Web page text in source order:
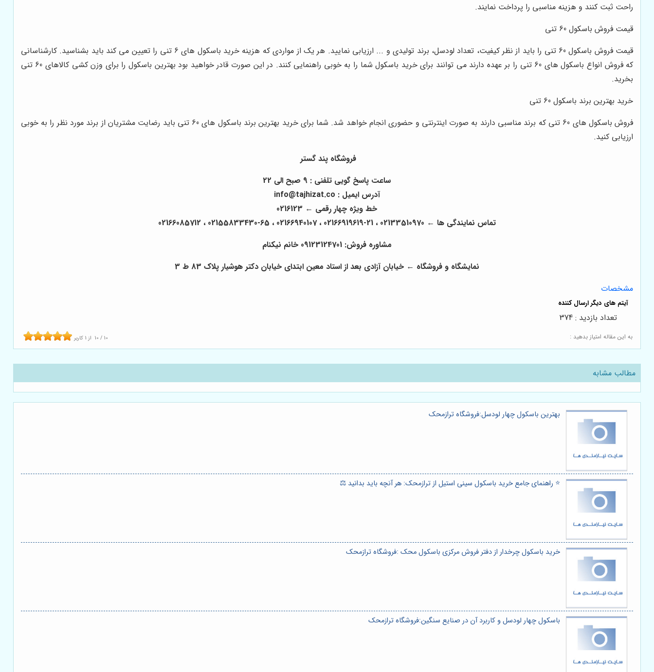
راحت ثبت کنند و هزینه مناسبی را پرداخت نمایند.
قیمت فروش باسکول 60 تنی
قیمت فروش باسکول 60 تنی را باید از نظر کیفیت، تعداد لودسل، برند تولیدی و ... ارزیابی نمایید. هر یک از مواردی که هزینه خرید باسکول های 6 تنی را تعیین می کند باید بشناسید. کارشناسانی
که فروش انواع باسکول های 60 تنی را بر عهده دارند می توانند برای خرید باسکول شما را به خوبی راهنمایی کنند. در این صورت قادر خواهید بود بهترین باسکول را برای وزن کشی کالاهای 60 تنی
بخرید.
خرید بهترین برند باسکول 60 تنی
فروش باسکول های 60 تنی که برند مناسبی دارند به صورت اینترنتی و حضوری انجام خواهد شد. شما برای خرید بهترین برند باسکول های 60 تنی باید رضایت مشتریان از برند مورد نظر را به خوبی
ارزیابی کنید.
فروشگاه پند گستر
ساعت پاسخ گویی تلفنی : 9 صبح الی 22
آدرس ایمیل : info@tajhizat.co
خط ویژه چهار رقمی ← 0216123
تماس نمایندگی ها ← 02133510970 ، 21-02166919619 ، 02166940107 ، 65-02155833430 ، 02166085712
مشاوره فروش: 09123124701 خانم نیکنام
نمایشگاه و فروشگاه ← خیابان آزادی بعد از استاد معین ابتدای خیابان دکتر هوشیار پلاک 83 ط 3
مشخصات
به این مقاله امتیاز بدهید : 10 / 10 از1 کاربر
تعداد بازدید : 374
مطالب مشابه
بهترین باسکول چهار لودسل:فروشگاه ترازمحک
⭐️ راهنمای جامع خرید باسکول سینی استیل از ترازمحک: هر آنچه باید بدانید ⚖️
خرید باسکول چرخدار از دفتر فروش مرکزی باسکول محک :فروشگاه ترازمحک
باسکول چهار لودسل و کاربرد آن در صنایع سنگین:فروشگاه ترازمحک